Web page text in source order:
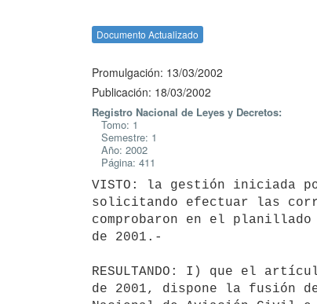
Documento Actualizado
Promulgación: 13/03/2002
Publicación: 18/03/2002
Registro Nacional de Leyes y Decretos:
Tomo: 1
Semestre: 1
Año: 2002
Página: 411
VISTO: la gestión iniciada
solicitando efectuar las
comprobaron en el
de 2001.-
RESULTANDO: I) que el
de 2001, dispone la fusión